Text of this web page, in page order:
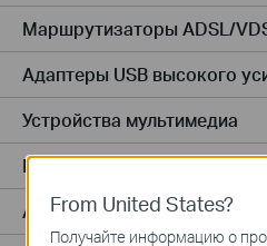
Маршрутизаторы ADSL/
Адаптеры USB высокого
Устройства мультимедиа
Маршрутизаторы 5G/4G
Адаптеры PCIe
From United States?
Получайте информацию о